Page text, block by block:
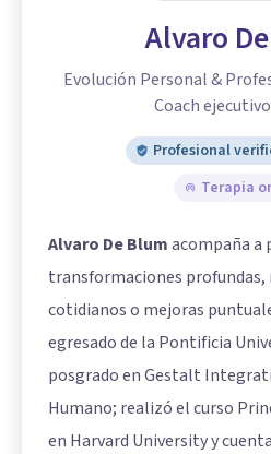
Alvaro
Evolución Personal &
Coach
Profesional
Terapia
Alvaro De Blumacompaña a
transformaciones profundas,
cotidianos o mejoras
egresado de la Pontificia
posgrado en Gestalt
Humano; realizó el curso
en Harvard University y